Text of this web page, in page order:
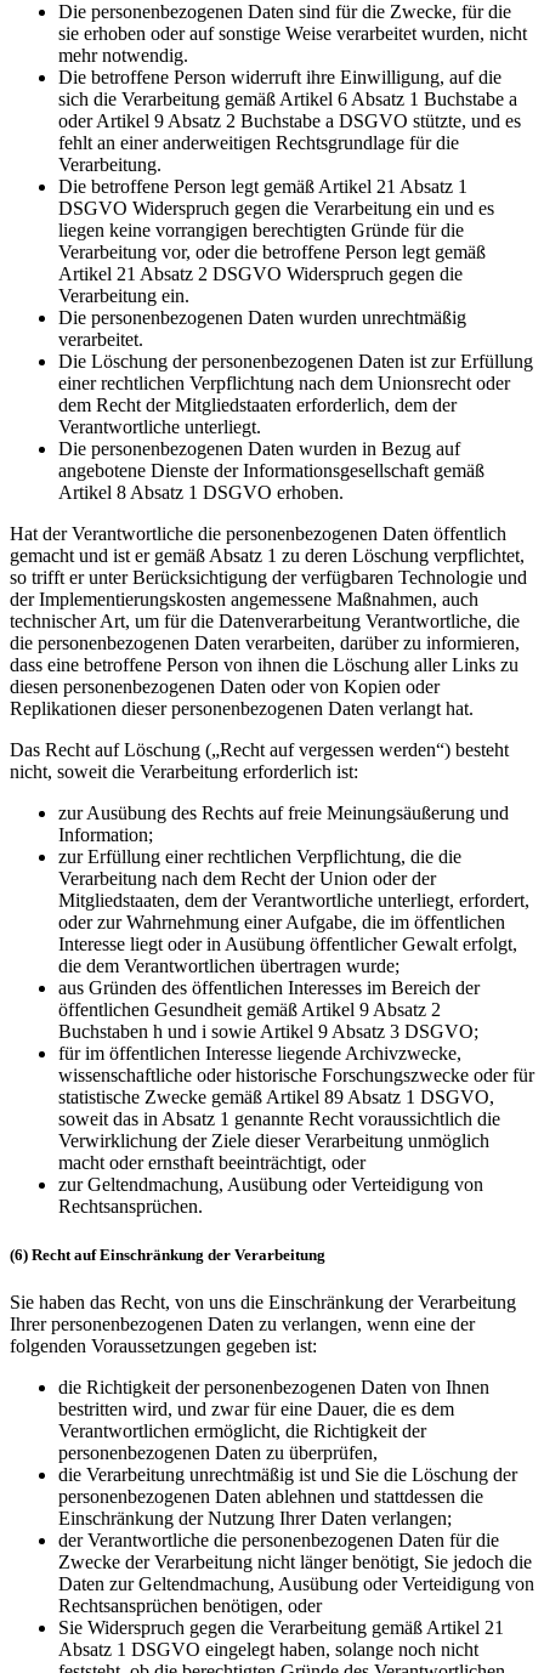
Die personenbezogenen Daten sind für die Zwecke, für die
sie erhoben oder auf sonstige Weise verarbeitet wurden, nicht
mehr notwendig.
Die betroffene Person widerruft ihre Einwilligung, auf die
sich die Verarbeitung gemäß Artikel 6 Absatz 1 Buchstabe a
oder Artikel 9 Absatz 2 Buchstabe a DSGVO stützte, und es
fehlt an einer anderweitigen Rechtsgrundlage für die
Verarbeitung.
Die betroffene Person legt gemäß Artikel 21 Absatz 1
DSGVO Widerspruch gegen die Verarbeitung ein und es
liegen keine vorrangigen berechtigten Gründe für die
Verarbeitung vor, oder die betroffene Person legt gemäß
Artikel 21 Absatz 2 DSGVO Widerspruch gegen die
Verarbeitung ein.
Die personenbezogenen Daten wurden unrechtmäßig
verarbeitet.
Die Löschung der personenbezogenen Daten ist zur Erfüllung
einer rechtlichen Verpflichtung nach dem Unionsrecht oder
dem Recht der Mitgliedstaaten erforderlich, dem der
Verantwortliche unterliegt.
Die personenbezogenen Daten wurden in Bezug auf
angebotene Dienste der Informationsgesellschaft gemäß
Artikel 8 Absatz 1 DSGVO erhoben.
Hat der Verantwortliche die personenbezogenen Daten öffentlich
gemacht und ist er gemäß Absatz 1 zu deren Löschung verpflichtet,
so trifft er unter Berücksichtigung der verfügbaren Technologie und
der Implementierungskosten angemessene Maßnahmen, auch
technischer Art, um für die Datenverarbeitung Verantwortliche, die
die personenbezogenen Daten verarbeiten, darüber zu informieren,
dass eine betroffene Person von ihnen die Löschung aller Links zu
diesen personenbezogenen Daten oder von Kopien oder
Replikationen dieser personenbezogenen Daten verlangt hat.
Das Recht auf Löschung („Recht auf vergessen werden“) besteht
nicht, soweit die Verarbeitung erforderlich ist:
zur Ausübung des Rechts auf freie Meinungsäußerung und
Information;
zur Erfüllung einer rechtlichen Verpflichtung, die die
Verarbeitung nach dem Recht der Union oder der
Mitgliedstaaten, dem der Verantwortliche unterliegt, erfordert,
oder zur Wahrnehmung einer Aufgabe, die im öffentlichen
Interesse liegt oder in Ausübung öffentlicher Gewalt erfolgt,
die dem Verantwortlichen übertragen wurde;
aus Gründen des öffentlichen Interesses im Bereich der
öffentlichen Gesundheit gemäß Artikel 9 Absatz 2
Buchstaben h und i sowie Artikel 9 Absatz 3 DSGVO;
für im öffentlichen Interesse liegende Archivzwecke,
wissenschaftliche oder historische Forschungszwecke oder für
statistische Zwecke gemäß Artikel 89 Absatz 1 DSGVO,
soweit das in Absatz 1 genannte Recht voraussichtlich die
Verwirklichung der Ziele dieser Verarbeitung unmöglich
macht oder ernsthaft beeinträchtigt, oder
zur Geltendmachung, Ausübung oder Verteidigung von
Rechtsansprüchen.
(6) Recht auf Einschränkung der Verarbeitung
Sie haben das Recht, von uns die Einschränkung der Verarbeitung
Ihrer personenbezogenen Daten zu verlangen, wenn eine der
folgenden Voraussetzungen gegeben ist:
die Richtigkeit der personenbezogenen Daten von Ihnen
bestritten wird, und zwar für eine Dauer, die es dem
Verantwortlichen ermöglicht, die Richtigkeit der
personenbezogenen Daten zu überprüfen,
die Verarbeitung unrechtmäßig ist und Sie die Löschung der
personenbezogenen Daten ablehnen und stattdessen die
Einschränkung der Nutzung Ihrer Daten verlangen;
der Verantwortliche die personenbezogenen Daten für die
Zwecke der Verarbeitung nicht länger benötigt, Sie jedoch die
Daten zur Geltendmachung, Ausübung oder Verteidigung von
Rechtsansprüchen benötigen, oder
Sie Widerspruch gegen die Verarbeitung gemäß Artikel 21
Absatz 1 DSGVO eingelegt haben, solange noch nicht